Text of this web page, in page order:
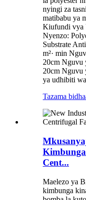
nyingi za
matibabu ya
Kiufundi vya
Nyenzo:
Substrate
m²· min
20cm Nguvu
20cm Nguvu
ya udhibiti
Tazama
Cent...
Maelezo ya
kimbunga